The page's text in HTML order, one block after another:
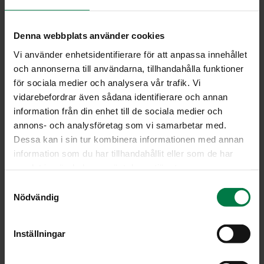
Denna webbplats använder cookies
Vi använder enhetsidentifierare för att anpassa innehållet
och annonserna till användarna, tillhandahålla funktioner
för sociala medier och analysera vår trafik. Vi
vidarebefordrar även sådana identifierare och annan
information från din enhet till de sociala medier och
annons- och analysföretag som vi samarbetar med.
Dessa kan i sin tur kombinera informationen med annan
information som du har tillhandahållit eller som de har
Nödvändig
Inställningar
Par­sa­kaa­lin sa­don­kor­juu7